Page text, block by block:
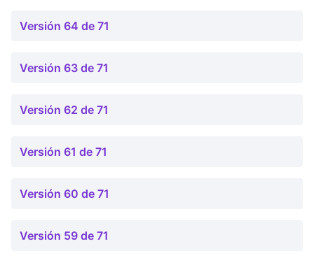
Versión 64 de 71
Versión 63 de 71
Versión 62 de 71
Versión 61 de 71
Versión 60 de 71
Versión 59 de 71